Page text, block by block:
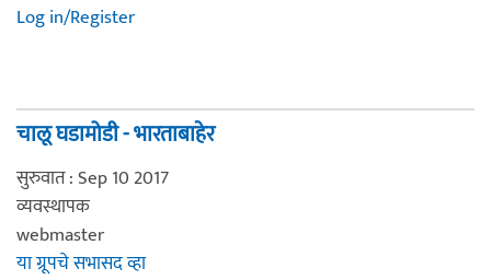
Log in/Register
चालू घडामोडी - भारताबाहेर
सुरुवात : Sep 10 2017
व्यवस्थापक
webmaster
या ग्रूपचे सभासद व्हा